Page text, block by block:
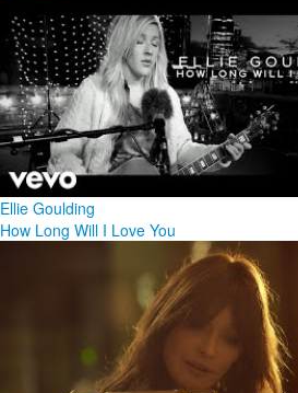
Ellie Goulding
How Long Will I Love You